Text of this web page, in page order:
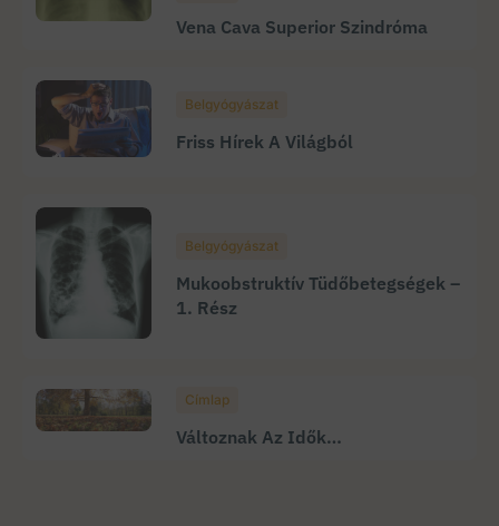
Vena Cava Superior Szindróma
Belgyógyászat
Friss Hírek A Világból
Belgyógyászat
Mukoobstruktív Tüdőbetegségek –
1. Rész
Címlap
Változnak Az Idők…